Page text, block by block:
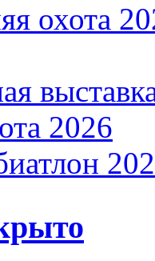
охота
2026